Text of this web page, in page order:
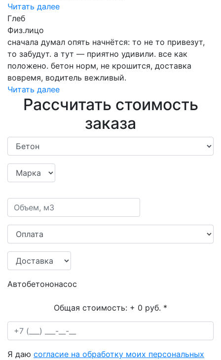
Читать далее
Глеб
Физ.лицо
сначала думал опять начнётся: то не то привезут,
то забудут. а тут — приятно удивили. все как
положено. бетон норм, не крошится, доставка
вовремя, водитель вежливый.
Читать далее
Рассчитать стоимость
заказа
Автобетононасос
Общая стоимость: + 0 руб. *
Я даю согласие на обработку моих персональных